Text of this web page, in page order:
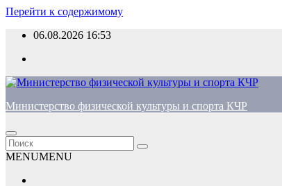
Перейти к содержимому
06.08.2026 16:53
Министерство физической культуры и спорта КЧР
MENUMENU